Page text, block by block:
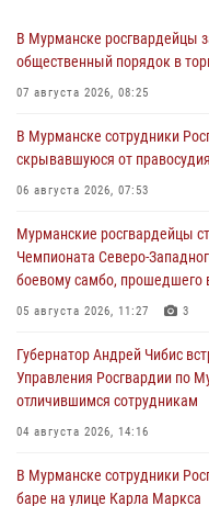
В Мурманске росгвардейцы
общественный порядок в
07 августа 2026, 08:25
В Мурманске сотрудники
скрывавшуюся от правосудия
06 августа 2026, 07:53
Мурманские росгвардейцы
Чемпионата Северо-
боевому самбо, прошедшего
05 августа 2026, 11:27 3
Губернатор Андрей Чибис
Управления Росгвардии по
отличившимся сотрудникам
04 августа 2026, 14:16
В Мурманске сотрудники
баре на улице Карла Маркса